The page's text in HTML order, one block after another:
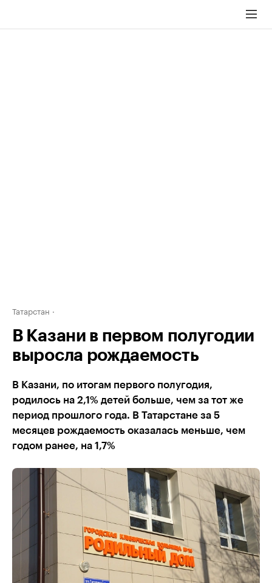
Татарстан
В Казани в первом полугодии
выросла рождаемость
В Казани, по итогам первого полугодия,
родилось на 2,1% детей больше, чем за тот же
период прошлого года. В Татарстане за 5
месяцев рождаемость оказалась меньше, чем
годом ранее, на 1,7%